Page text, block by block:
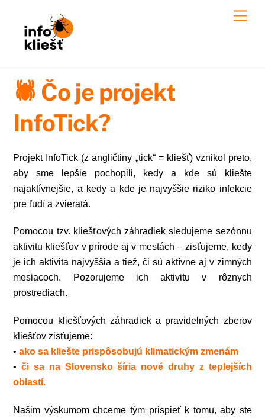
content
🕷️ Čo je projekt
InfoTick?
Projekt InfoTick (z angličtiny „tick“ = kliešť) vznikol preto,
aby sme lepšie pochopili, kedy a kde sú kliešte
najaktívnejšie, a kedy a kde je najvyššie riziko infekcie
pre ľudí a zvieratá.
Pomocou tzv. kliešťových záhradiek sledujeme sezónnu
aktivitu kliešťov v prírode aj v mestách – zisťujeme, kedy
je ich aktivita najvyššia a tiež, či sú aktívne aj v zimných
mesiacoch. Pozorujeme ich aktivitu v rôznych
prostrediach.
Pomocou kliešťových záhradiek a pravidelných zberov
kliešťov zisťujeme:
• ako sa kliešte prispôsobujú klimatickým zmenám
•či sa na Slovensko šíria nové druhy z teplejších
oblastí.
Našim výskumom chceme tým prispieť k tomu, aby ste